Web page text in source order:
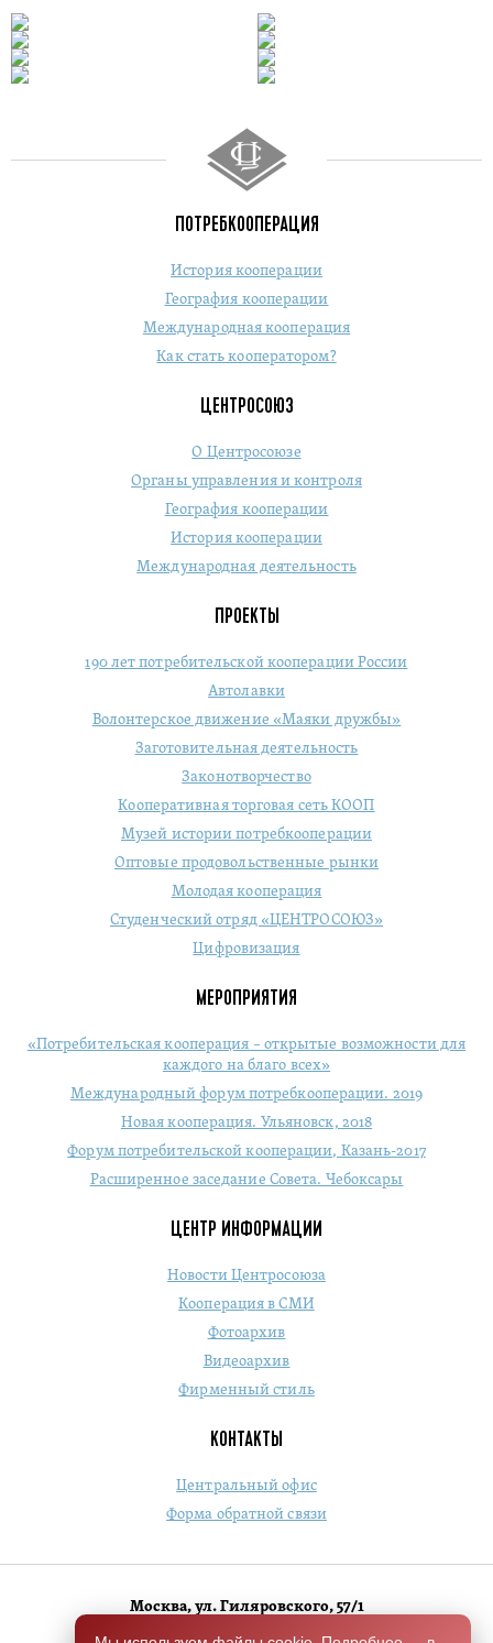
ПОТРЕБКООПЕРАЦИЯ
История кооперации
География кооперации
Международная кооперация
Как стать кооператором?
ЦЕНТРОСОЮЗ
О Центросоюзе
Органы управления и контроля
География кооперации
История кооперации
Международная деятельность
ПРОЕКТЫ
190 лет потребительской кооперации России
Автолавки
Волонтерское движение «Маяки дружбы»
Заготовительная деятельность
Законотворчество
Кооперативная торговая сеть КООП
Музей истории потребкооперации
Оптовые продовольственные рынки
Молодая кооперация
Студенческий отряд «ЦЕНТРОСОЮЗ»
Цифровизация
МЕРОПРИЯТИЯ
«Потребительская кооперация – открытые возможности для
каждого на благо всех»
Международный форум потребкооперации. 2019
Новая кооперация. Ульяновск, 2018
Форум потребительской кооперации, Казань-2017
Расширенное заседание Совета. Чебоксары
ЦЕНТР ИНФОРМАЦИИ
Новости Центросоюза
Кооперация в СМИ
Фотоархив
Видеоархив
Фирменный стиль
КОНТАКТЫ
Центральный офис
Форма обратной связи
Москва, ул. Гиляровского, 57/1
+7 (495) 684-1803